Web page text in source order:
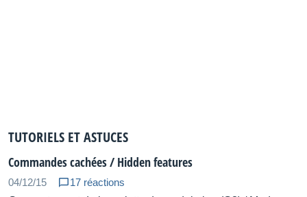
Control signal switch
ENV Section
TUTORIELS ET ASTUCES
Commandes cachées / Hidden features
04/12/15
17 réactions